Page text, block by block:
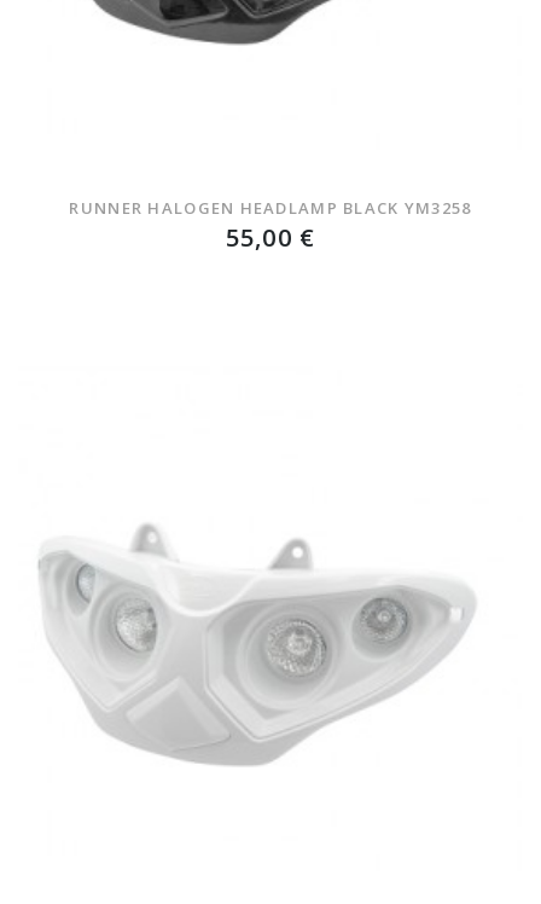
RUNNER HALOGEN HEADLAMP BLACK YM3258
55,00 €